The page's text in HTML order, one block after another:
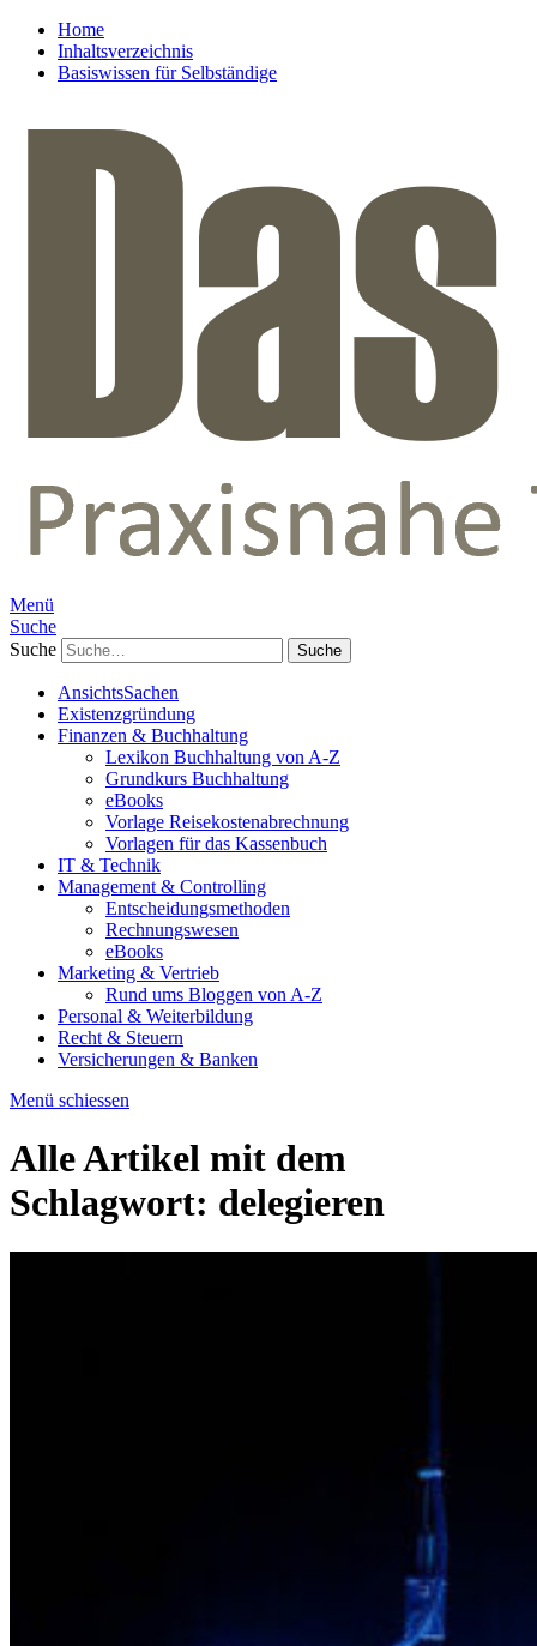
Home
Inhaltsverzeichnis
Basiswissen für Selbständige
Menü
Suche
Suche
AnsichtsSachen
Existenzgründung
Finanzen & Buchhaltung
Lexikon Buchhaltung von A-Z
Grundkurs Buchhaltung
eBooks
Vorlage Reisekostenabrechnung
Vorlagen für das Kassenbuch
IT & Technik
Management & Controlling
Entscheidungsmethoden
Rechnungswesen
eBooks
Marketing & Vertrieb
Rund ums Bloggen von A-Z
Personal & Weiterbildung
Recht & Steuern
Versicherungen & Banken
Menü schiessen
Alle Artikel mit dem
Schlagwort: delegieren